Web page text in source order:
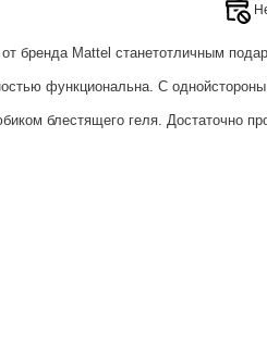
бренда Mattel станетотличным
функциональна. С
блестящего геля. Достаточно